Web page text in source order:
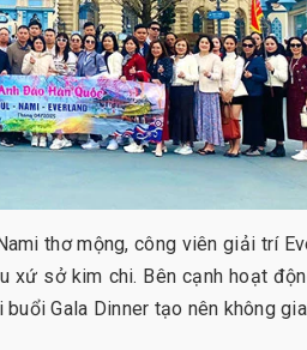
thơ mộng, công viên giải trí
xứ sở kim chi. Bên cạnh hoạt
Gala Dinner tạo nên không